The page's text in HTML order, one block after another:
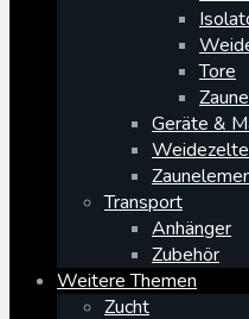
Tore
Geräte &
Weidezelte
Transport
Anhänger
Zubehör
Weitere Themen
Zucht